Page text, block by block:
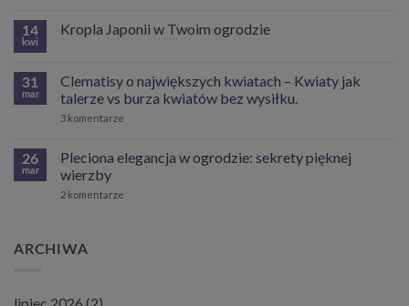
zdobią
ogród
rok.
do
Jaśmin
—
czym
się
różnią?
Kompletny
ogrodników
14
kwi
Kropla Japonii w Twoim ogrodzie
Kropla
Japonii
w
Twoim
31
mar
Clematisy o największych kwiatach – Kwiaty jak
talerze vs burza kwiatów bez wysiłku.
3 komentarze
największych
kwiatach
26
mar
Pleciona elegancja w ogrodzie: sekrety pięknej
wierzby
2 komentarze
ARCHIWA